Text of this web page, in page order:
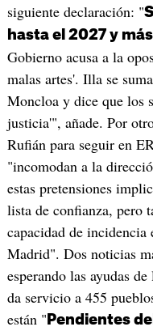
siguiente declaración: "
hasta el 2027 y
Gobierno acusa a la
malas artes'. Illa se
Moncloa y dice que los
justicia'", añade. Por
Rufián para seguir en
"incomodan a la
estas pretensiones
lista de confianza, pero
capacidad de incidencia
Madrid". Dos noticias
esperando las ayudas
da servicio a 455
están " Pendientes